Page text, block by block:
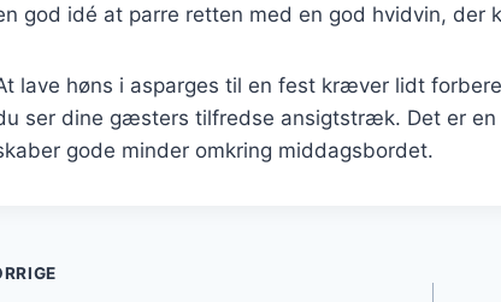
god idé at parre retten med en god hvidvin, der
lave høns i asparges til en fest kræver lidt
ser dine gæsters tilfredse ansigtstræk. Det er en
gode minder omkring middagsbordet.